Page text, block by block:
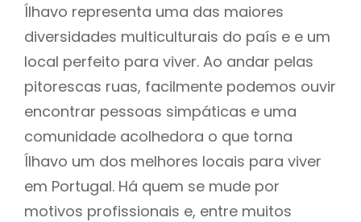
Ílhavo representa uma das maiores
diversidades multiculturais do país e e um
local perfeito para viver. Ao andar pelas
pitorescas ruas, facilmente podemos ouvir
encontrar pessoas simpáticas e uma
comunidade acolhedora o que torna
Ílhavo um dos melhores locais para viver
em Portugal. Há quem se mude por
motivos profissionais e, entre muitos